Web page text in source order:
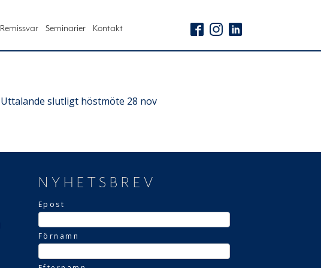
Remissvar Seminarier Kontakt
Uttalande slutligt höstmöte 28 nov
NYHETSBREV
Epost
Förnamn